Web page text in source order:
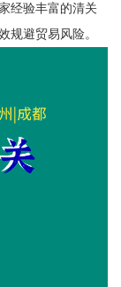
经验丰富的清关
规避贸易风险。